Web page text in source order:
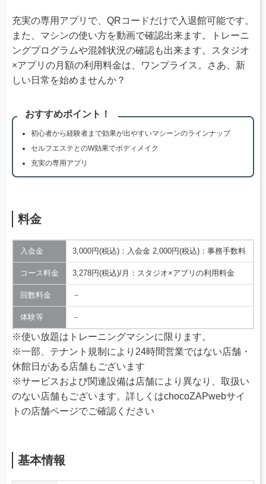
充実の専用アプリで、QRコードだけで入退館可能です。
また、マシンの使い方を動画で確認出来ます。トレーニ
ングプログラムや混雑状況の確認も出来ます。スタジオ
×アプリの月額の利用料金は、ワンプライス。さあ、新
しい日常を始めませんか？
おすすめポイント！
初心者から経験者まで効果が出やすいマシーンのラインナップ
セルフエステとのW効果でボディメイク
充実の専用アプリ
料金
入会金 3,000円(税込)：入会金 2,000円(税込)：事務手数料
コース料金 3,278円(税込)/月：スタジオ×アプリの利用料金
回数料金 －
体験等 －
※使い放題はトレーニングマシンに限ります。
※一部、テナント規制により24時間営業ではない店舗・
休館日がある店舗もございます
※サービスおよび関連設備は店舗により異なり、取扱い
のない店舗もございます。詳しくはchocoZAPwebサイ
トの店舗ページでご確認ください
基本情報